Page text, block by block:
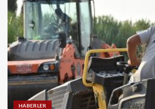
HABERLER